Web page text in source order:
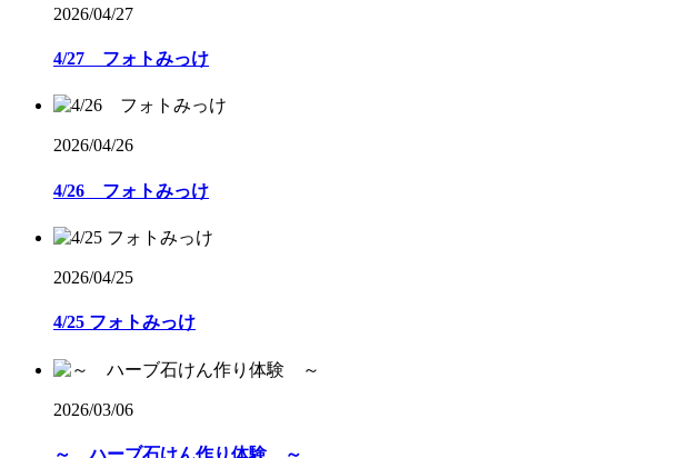
2026/04/27
4/27 フォトみっけ
2026/04/26
4/26 フォトみっけ
2026/04/25
4/25 フォトみっけ
2026/03/06
～ ハーブ石けん作り体験 ～